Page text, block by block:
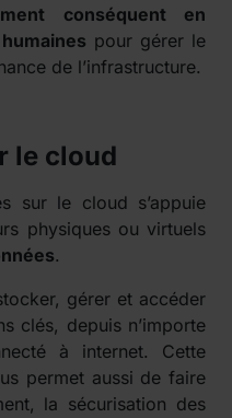
conséquent en
pour gérer le
de l’infrastructure.
le cloud
sur le cloud s’appuie
physiques ou virtuels
.
gérer et accéder
clés, depuis n’importe
à internet. Cette
permet aussi de faire
la sécurisation des